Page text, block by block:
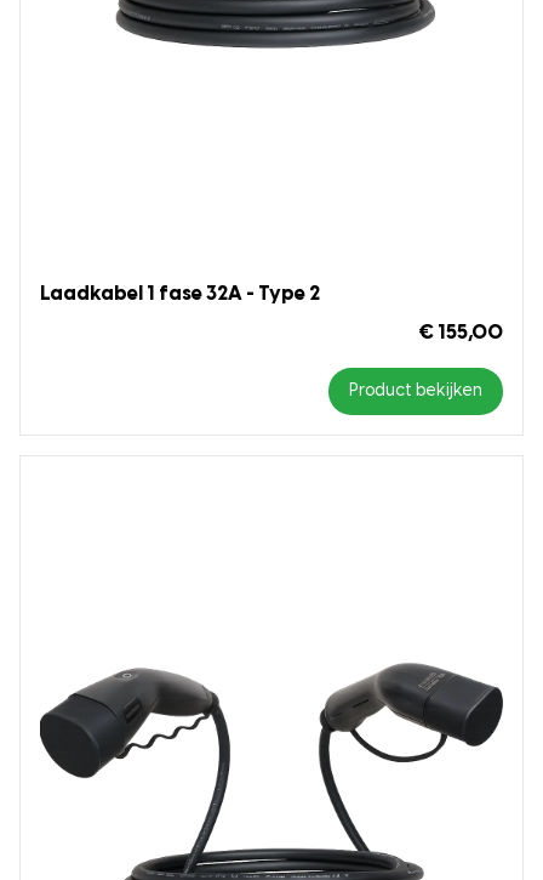
Laadkabel 1 fase 32A - Type 2
€ 155,00
Product bekijken